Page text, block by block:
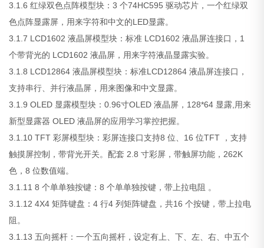
3.1.6 红绿双色点阵模型块：3 个74HC595 驱动芯片，一个红绿双
色点阵显露屏，用来字符和中文的LED显露。
3.1.7 LCD1602 液晶屏模型块：标准 LCD1602 液晶屏连接口，1
个带背光的 LCD1602 液晶屏，用来字符液晶显露实验。
3.1.8 LCD12864 液晶屏模型块：标准LCD12864 液晶屏连接口，
支持串行、并行液晶屏，用来图像和中文显露。
3.1.9 OLED 显露模型块：0.96寸OLED 液晶屏，128*64 显露,用来
新型显露器 OLED 液晶屏的应用学习掌控把握。
3.1.10 TFT 彩屏模型块：彩屏连接口支持8 位、16 位TFT ，支持
触摸屏控制，带背光开关。配套 2.8 寸彩屏，带触屏功能，262K
色，8 位数值端。
3.1.11 8 个单单独按键：8 个单单独按键，带上拉电阻 。
3.1.12 4X4 矩阵键盘：4 行4 列矩阵键盘，共16 个按键，带上拉电
阻。
3.1.13 五向摇杆：一个五向摇杆，设定有上、下、左、右、中五个